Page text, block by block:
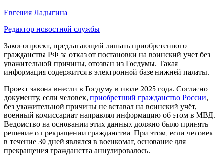
Евгения Ладыгина
Редактор новостной службы
Законопроект, предлагающий лишать приобретенного
гражданства РФ за отказ от постановки на воинский учет без
уважительной причины, отозван из Госдумы. Такая
информация содержится в электронной базе нижней палаты.
Проект закона внесли в Госдуму в июле 2025 года. Согласно
документу, если человек, приобретший гражданство России,
без уважительной причины не вставал на воинский учёт,
военный комиссариат направлял информацию об этом в МВД.
Ведомство на основании этих данных должно было принять
решение о прекращении гражданства. При этом, если человек
в течение 30 дней являлся в военкомат, основание для
прекращения гражданства аннулировалось.